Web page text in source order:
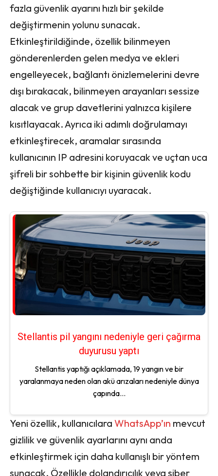
fazla güvenlik ayarını hızlı bir şekilde
değiştirmenin yolunu sunacak.
Etkinleştirildiğinde, özellik bilinmeyen
gönderenlerden gelen medya ve ekleri
engelleyecek, bağlantı önizlemelerini devre
dışı bırakacak, bilinmeyen arayanları sessize
alacak ve grup davetlerini yalnızca kişilere
kısıtlayacak. Ayrıca iki adımlı doğrulamayı
etkinleştirecek, aramalar sırasında
kullanıcının IP adresini koruyacak ve uçtan uca
şifreli bir sohbette bir kişinin güvenlik kodu
değiştiğinde kullanıcıyı uyaracak.
Stellantis pil yangını nedeniyle geri çağırma
duyurusu yaptı
Stellantis yaptığı açıklamada, 19 yangın ve bir
yaralanmaya neden olan akü arızaları nedeniyle dünya
çapında...
Yeni özellik, kullanıcılara WhatsApp’ın mevcut
gizlilik ve güvenlik ayarlarını aynı anda
etkinleştirmek için daha kullanışlı bir yöntem
sunacak. Özellikle dolandırıcılık veya siber